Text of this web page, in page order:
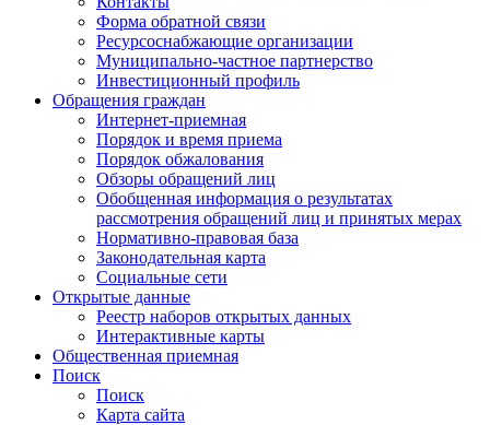
Форма обратной связи
Ресурсоснабжающие организации
Муниципально-частное партнерство
Инвестиционный профиль
Обращения граждан
Интернет-приемная
Порядок и время приема
Порядок обжалования
Обзоры обращений лиц
Обобщенная информация о результатах
рассмотрения обращений лиц и принятых мерах
Нормативно-правовая база
Законодательная карта
Социальные сети
Открытые данные
Реестр наборов открытых данных
Интерактивные карты
Общественная приемная
Поиск
Поиск
Карта сайта